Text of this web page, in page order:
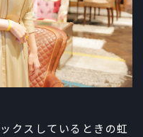
クスしているときの虹